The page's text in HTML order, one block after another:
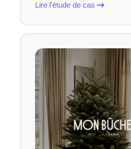
Lire l'étude de cas